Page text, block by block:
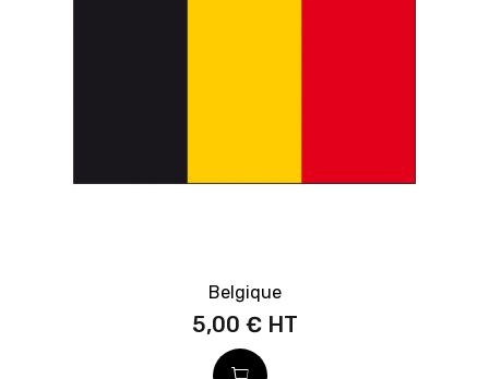
Belgique
5,00 €